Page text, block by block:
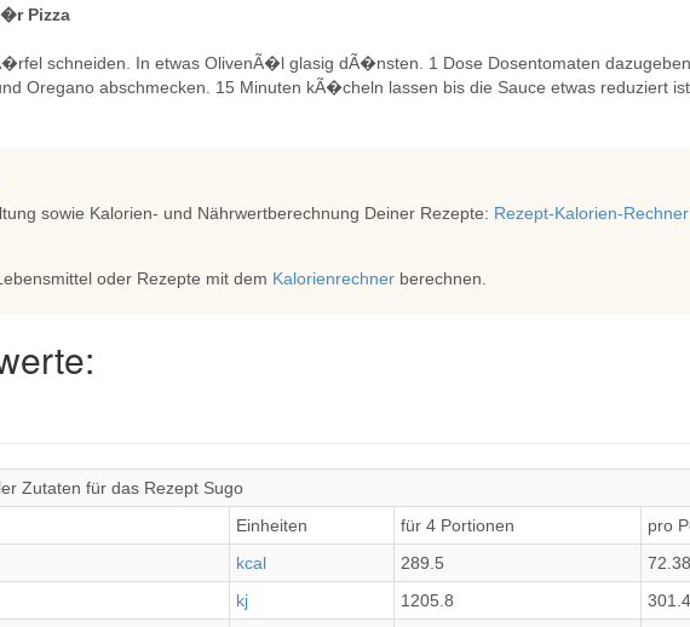
Pizza
schneiden. In etwas OlivenÃ�l glasig dÃ�nsten. 1 Dose Dosentomaten dazugeben
Oregano abschmecken. 15 Minuten kÃ�cheln lassen bis die Sauce etwas reduziert ist.
sowie Kalorien- und Nährwertberechnung Deiner Rezepte: Rezept-Kalorien-Rechner
oder Rezepte mit dem Kalorienrechner berechnen.
Zutaten für das Rezept Sugo
Einheiten für 4 Portionen
pro
kcal 289.5
72.38
kj 1205.8